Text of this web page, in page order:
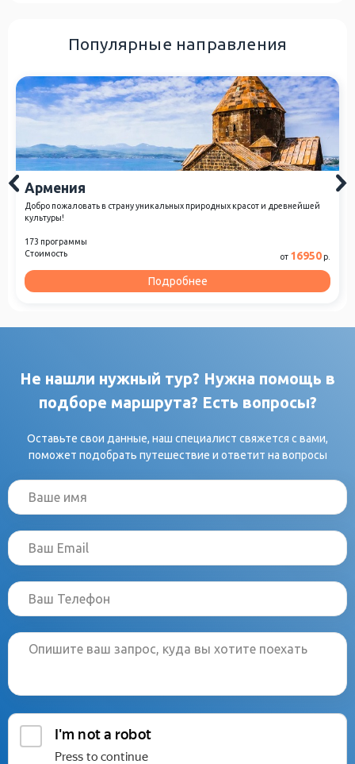
Популярные направления
Армения
Добро пожаловать в страну уникальных природных красот и древнейшей
культуры!
173 программы
Стоимость
от 16950р.
Подробнее
Не нашли нужный тур? Нужна помощь в
подборе маршрута? Есть вопросы?
Оставьте свои данные, наш специалист свяжется с вами,
поможет подобрать путешествие и ответит на вопросы